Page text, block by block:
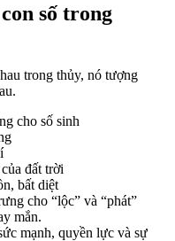
số trong
trong thủy, nó tượng
cho số sinh
đất trời
bất diệt
cho “lộc” và “phát”
mắn.
mạnh, quyền lực và sự